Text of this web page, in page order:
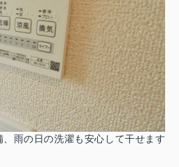
雨の日の洗濯も安心して干せます